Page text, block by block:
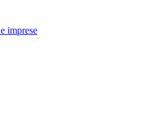
imprese